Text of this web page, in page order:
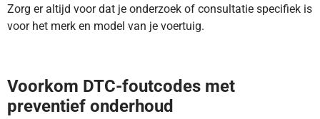
Zorg er altijd voor dat je onderzoek of consultatie specifiek is
voor het merk en model van je voertuig.
Voorkom DTC-foutcodes met
preventief onderhoud